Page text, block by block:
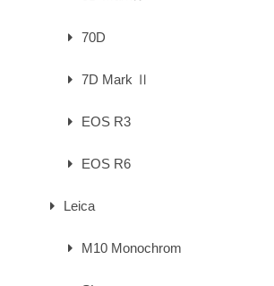
70D
7D Mark Ⅱ
EOS R3
EOS R6
Leica
M10 Monochrom